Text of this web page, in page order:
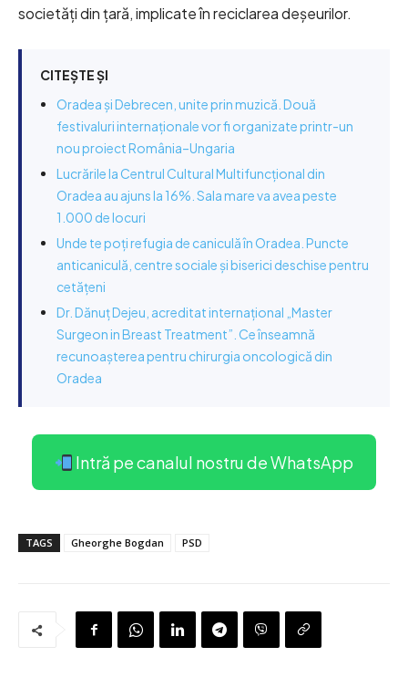
societăți din țară, implicate în reciclarea deșeurilor.
CITEȘTE ȘI
Oradea și Debrecen, unite prin muzică. Două
festivaluri internaționale vor fi organizate printr-un
nou proiect România–Ungaria
Lucrările la Centrul Cultural Multifuncțional din
Oradea au ajuns la 16%. Sala mare va avea peste
1.000 de locuri
Unde te poți refugia de caniculă în Oradea. Puncte
anticaniculă, centre sociale și biserici deschise pentru
cetățeni
Dr. Dănuț Dejeu, acreditat internațional „Master
Surgeon in Breast Treatment”. Ce înseamnă
recunoașterea pentru chirurgia oncologică din
Oradea
Intră pe canalul nostru de WhatsApp
TAGS Gheorghe Bogdan PSD